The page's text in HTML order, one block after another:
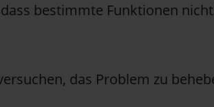
bestimmte Funktionen
das Problem zu